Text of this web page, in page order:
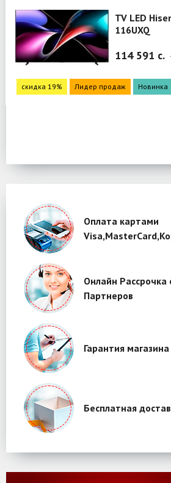
TV LED
116UXQ
114 591 c.
скидка 19% Лидер продаж Новинка
Оплата картами
Онлайн Рассрочка
Партнеров
Гарантия
Бесплатная